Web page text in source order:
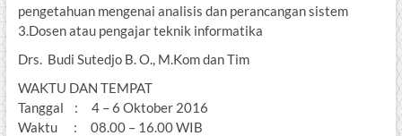
pengetahuan mengenai analisis dan perancangan sistem
3.Dosen atau pengajar teknik informatika
Drs. Budi Sutedjo B. O., M.Kom dan Tim
WAKTU DAN TEMPAT
Tanggal : 4 – 6 Oktober 2016
Waktu : 08.00 – 16.00 WIB